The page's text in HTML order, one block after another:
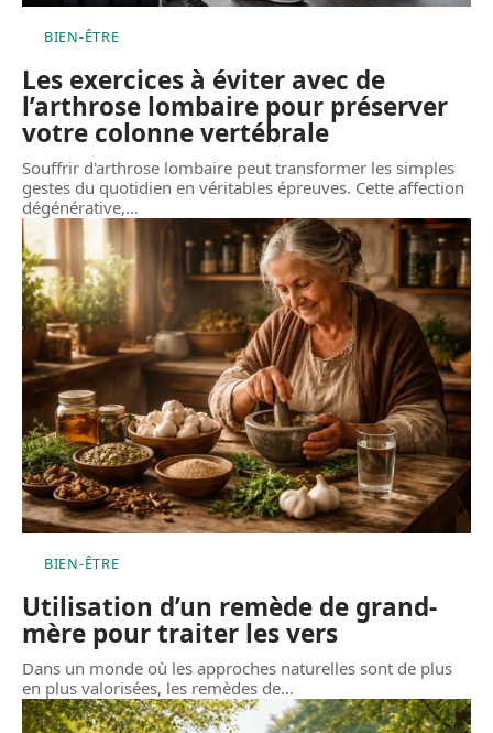
BIEN-ÊTRE
Les exercices à éviter avec de
l’arthrose lombaire pour préserver
votre colonne vertébrale
Souffrir d'arthrose lombaire peut transformer les simples
gestes du quotidien en véritables épreuves. Cette affection
dégénérative,…
BIEN-ÊTRE
Utilisation d’un remède de grand-
mère pour traiter les vers
Dans un monde où les approches naturelles sont de plus
en plus valorisées, les remèdes de…